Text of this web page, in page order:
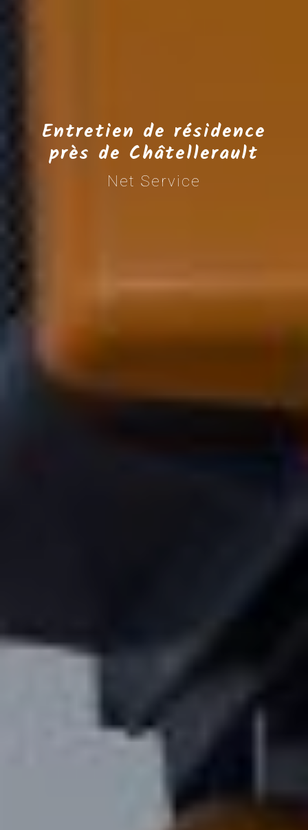
Entretien de résidence
près de Châtellerault
Net Service